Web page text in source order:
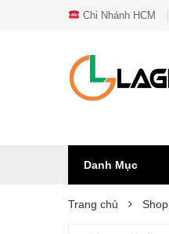
Chi Nhánh HCM
Danh Mục
Trang chủ Shop